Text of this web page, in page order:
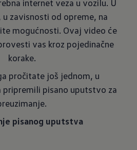
internet veza u vozilu. U
zavisnosti od opreme, na
mogućnosti. Ovaj video će
vas kroz pojedinačne
korake.
pročitate još jednom, u
pripremili pisano uputstvo za
pisanog uputstva